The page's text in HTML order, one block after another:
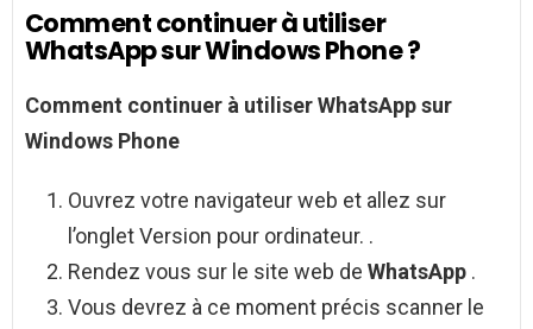
Comment continuer à utiliser
WhatsApp sur Windows Phone ?
Comment continuer à utiliser WhatsApp sur
Windows Phone
Ouvrez votre navigateur web et allez sur
l’onglet Version pour ordinateur. .
Rendez vous sur le site web de WhatsApp .
Vous devrez à ce moment précis scanner le